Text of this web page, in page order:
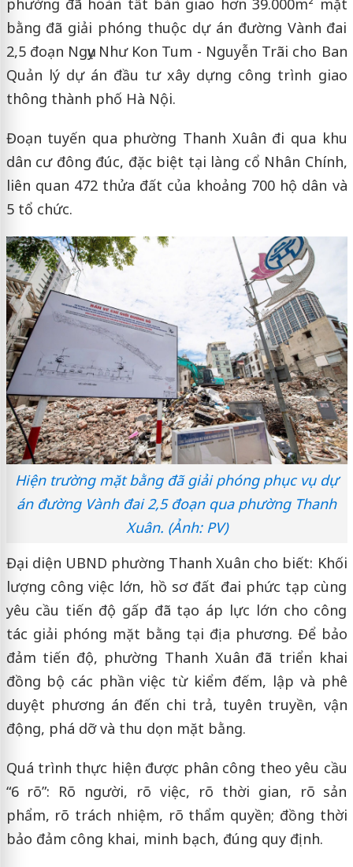
phường đã hoàn tất bàn giao hơn 39.000m² mặt
bằng đã giải phóng thuộc dự án đường Vành đai
2,5 đoạn Ngụy Như Kon Tum - Nguyễn Trãi cho Ban
Quản lý dự án đầu tư xây dựng công trình giao
thông thành phố Hà Nội.
Đoạn tuyến qua phường Thanh Xuân đi qua khu
dân cư đông đúc, đặc biệt tại làng cổ Nhân Chính,
liên quan 472 thửa đất của khoảng 700 hộ dân và
5 tổ chức.
Hiện trường mặt bằng đã giải phóng phục vụ dự
án đường Vành đai 2,5 đoạn qua phường Thanh
Xuân. (Ảnh: PV)
Đại diện UBND phường Thanh Xuân cho biết: Khối
lượng công việc lớn, hồ sơ đất đai phức tạp cùng
yêu cầu tiến độ gấp đã tạo áp lực lớn cho công
tác giải phóng mặt bằng tại địa phương. Để bảo
đảm tiến độ, phường Thanh Xuân đã triển khai
đồng bộ các phần việc từ kiểm đếm, lập và phê
duyệt phương án đến chi trả, tuyên truyền, vận
động, phá dỡ và thu dọn mặt bằng.
Quá trình thực hiện được phân công theo yêu cầu
“6 rõ”: Rõ người, rõ việc, rõ thời gian, rõ sản
phẩm, rõ trách nhiệm, rõ thẩm quyền; đồng thời
bảo đảm công khai, minh bạch, đúng quy định.